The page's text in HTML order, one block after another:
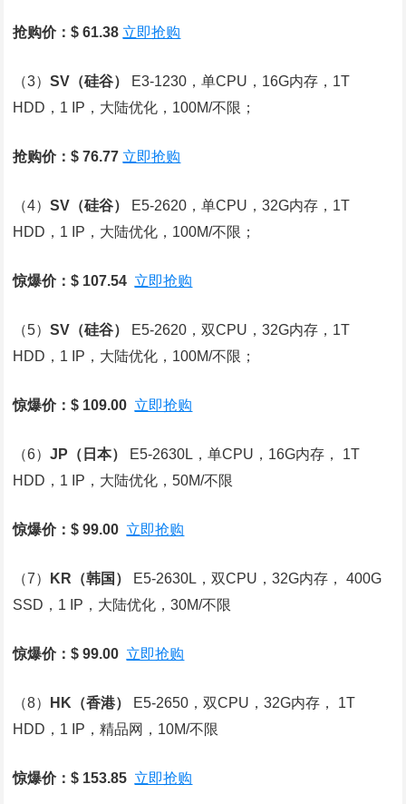
抢购价：$ 61.38 立即抢购
（3）SV （硅谷）
E3-1230，单CPU，16G内存，1T
HDD，1 IP，大陆优化，100M/不限；
抢购价：$ 76.77 立即抢购
（4）SV （硅谷）
E5-2620，单CPU，32G内存，1T
HDD，1 IP，大陆优化，100M/不限；
惊爆价：$ 107.54 立即抢购
（5）SV （硅谷）
E5-2620，双CPU，32G内存，1T
HDD，1 IP，大陆优化，100M/不限；
惊爆价：$ 109.00 立即抢购
（6）JP （日本）
E5-2630L，单CPU，16G内存， 1T
HDD，1 IP，大陆优化，50M/不限
惊爆价：$ 99.00 立即抢购
（7） KR （韩国）
E5-2630L，双CPU，32G内存， 400G
SSD，1 IP，大陆优化，30M/不限
惊爆价：$ 99.00 立即抢购
（8） HK （香港）
E5-2650，双CPU，32G内存， 1T
HDD，1 IP，精品网，10M/不限
惊爆价：$ 153.85 立即抢购